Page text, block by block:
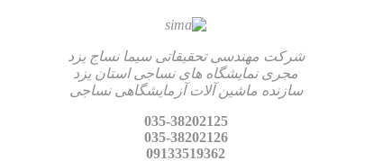
شرکت مهندسی تحقیقاتی سیما نساج یزد
مجری نمایشگاه های نساجی استان یزد
سازنده ماشین آلات آزمایشگاهی نساجی
035-38202125
035-38202126
09133519362